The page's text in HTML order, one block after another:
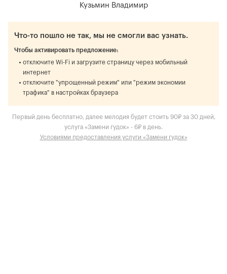
Кузьмин Владимир
Что-то пошло не так, мы не смогли вас узнать.
Чтобы активировать предложение:
отключите Wi-Fi и загрузите страницу через мобильный
интернет
отключите "упрощенный режим" или "режим экономии
трафика" в настройках браузера
Первый день бесплатно, далее мелодия будет стоить 90₽ за 30 дней,
услуга «Замени гудок» - 6₽ в день.
Условиями предоставления услуги «Замени гудок»